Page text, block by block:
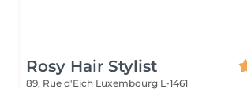
Rosy Hair Stylist
89, Rue d'Eich Luxembourg L-1461